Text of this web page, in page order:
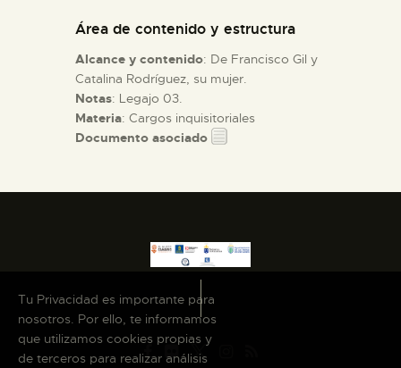
Área de contenido y estructura
Alcance y contenido: De Francisco Gil y
Catalina Rodríguez, su mujer.
Notas: Legajo 03.
Materia: Cargos inquisitoriales
Documento asociado
Tu Privacidad es importante para
nosotros. Por ello, te informamos
que utilizamos cookies propias y
de terceros para realizar análisis